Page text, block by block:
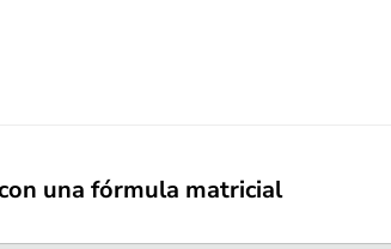
una fórmula matricial